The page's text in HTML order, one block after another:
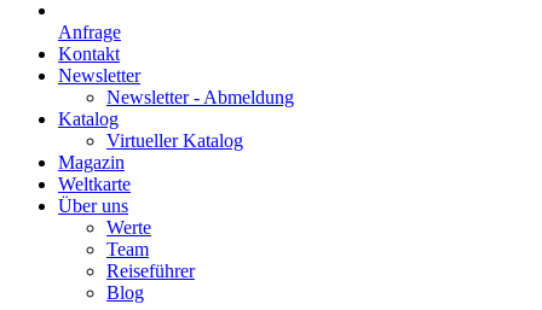
Anfrage
Kontakt
Newsletter
Newsletter - Abmeldung
Katalog
Virtueller Katalog
Magazin
Weltkarte
Über uns
Werte
Team
Reiseführer
Blog